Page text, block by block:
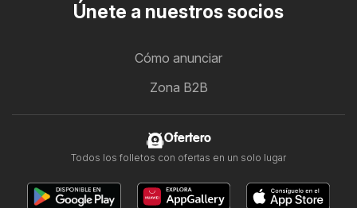
Únete a nuestros socios
Cómo anunciar
Zona B2B
Ofertero
Todos los folletos con ofertas en un solo lugar